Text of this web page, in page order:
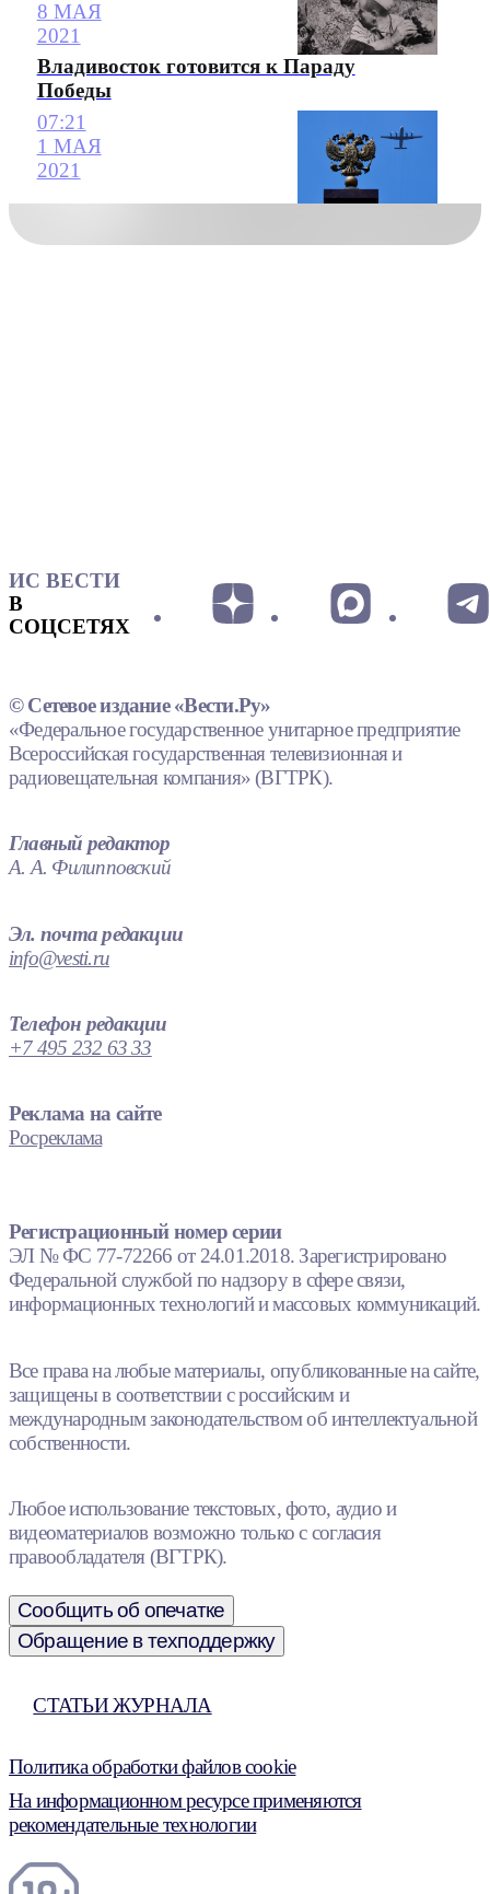
8 МАЯ
2021
Владивосток готовится к Параду
Победы
07:21
1 МАЯ
2021
ИС ВЕСТИ
В
СОЦСЕТЯХ
© Сетевое издание «Вести.Ру»
«Федеральное государственное унитарное предприятие
Всероссийская государственная телевизионная и
радиовещательная компания» (ВГТРК).
Главный редактор
А. А. Филипповский
Эл. почта редакции
info@vesti.ru
Телефон редакции
+7 495 232 63 33
Реклама на сайте
Росреклама
Регистрационный номер серии
ЭЛ № ФС 77-72266 от 24.01.2018. Зарегистрировано
Федеральной службой по надзору в сфере связи,
информационных технологий и массовых коммуникаций.
Все права на любые материалы, опубликованные на сайте,
защищены в соответствии с российским и
международным законодательством об интеллектуальной
собственности.
Любое использование текстовых, фото, аудио и
видеоматериалов возможно только с согласия
правообладателя (ВГТРК).
Сообщить об опечатке
Обращение в техподдержку
СТАТЬИ ЖУРНАЛА
Политика обработки файлов cookie
На информационном ресурсе применяются
рекомендательные технологии